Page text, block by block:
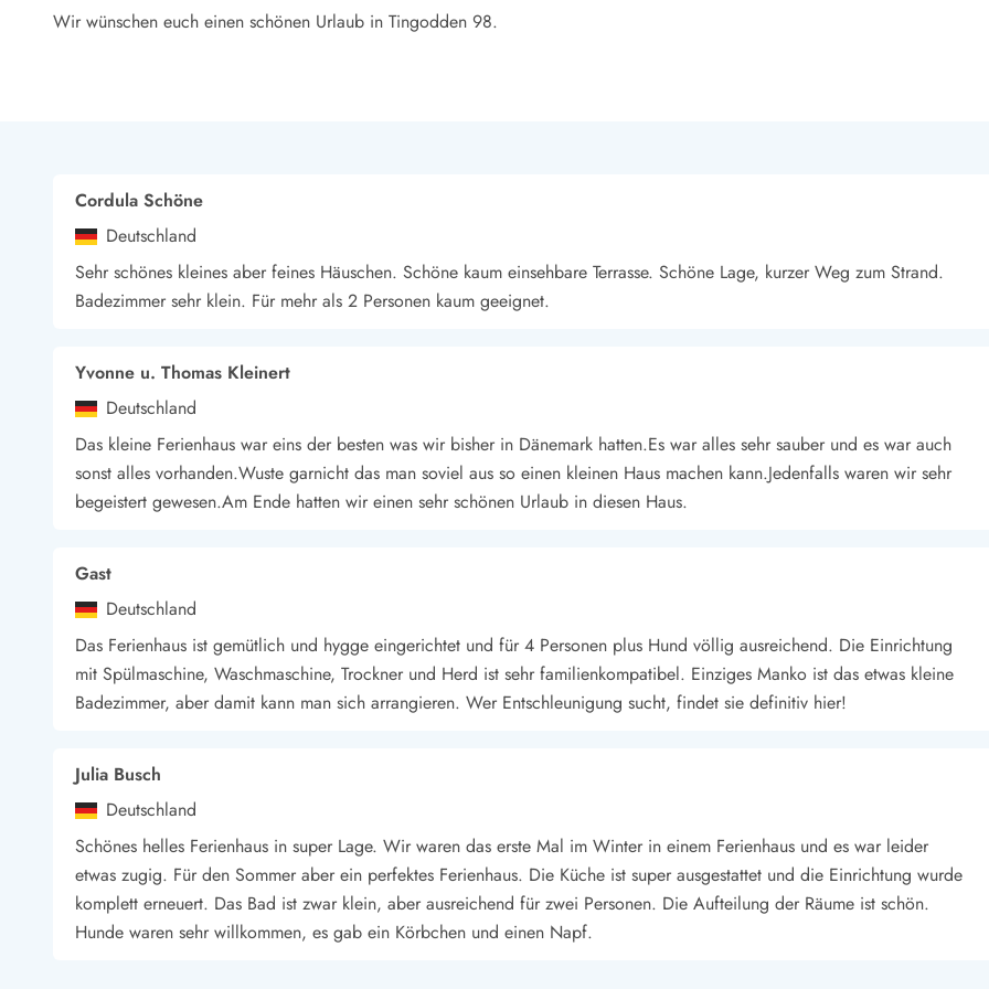
LEGOLAND® Rabatt
Zoos und Tierparks in Dänemark
Freizeitparks in Dänemark
Angeln in Dänemark
Bowling in Dänemark
Golfen in Dänemark
Fitnesscenter in Dänemark
Fahrradfahren in Dänemark
Reiten in Dänemark
Surfen in Dänemark
Wandern in Dänemark
Segeln in Dänemark
Kultur in Dänemark
Historische Museen
Sehenswürdigkeiten
Kunstmuseen
Kunsthandwerk und Galerien
Weihnachten in Dänemark
Heiraten in Dänemark
Wikinger in Dänemark
Wir wünschen euch einen schönen Urlaub in Tingodden 98.
Cordula Schöne
Deutschland
Sehr schönes kleines aber feines Häuschen. Schöne kaum einsehbare Terrasse. Schöne Lage, kurzer Weg zum Strand.
Badezimmer sehr klein. Für mehr als 2 Personen kaum geeignet.
Yvonne u. Thomas Kleinert
Deutschland
Das kleine Ferienhaus war eins der besten was wir bisher in Dänemark hatten.Es war alles sehr sauber und es war auch
sonst alles vorhanden.Wuste garnicht das man soviel aus so einen kleinen Haus machen kann.Jedenfalls waren wir sehr
begeistert gewesen.Am Ende hatten wir einen sehr schönen Urlaub in diesen Haus.
Gast
Deutschland
Das Ferienhaus ist gemütlich und hygge eingerichtet und für 4 Personen plus Hund völlig ausreichend. Die Einrichtung
mit Spülmaschine, Waschmaschine, Trockner und Herd ist sehr familienkompatibel. Einziges Manko ist das etwas kleine
Badezimmer, aber damit kann man sich arrangieren. Wer Entschleunigung sucht, findet sie definitiv hier!
Julia Busch
Deutschland
Schönes helles Ferienhaus in super Lage. Wir waren das erste Mal im Winter in einem Ferienhaus und es war leider
etwas zugig. Für den Sommer aber ein perfektes Ferienhaus. Die Küche ist super ausgestattet und die Einrichtung wurde
komplett erneuert. Das Bad ist zwar klein, aber ausreichend für zwei Personen. Die Aufteilung der Räume ist schön.
Hunde waren sehr willkommen, es gab ein Körbchen und einen Napf.